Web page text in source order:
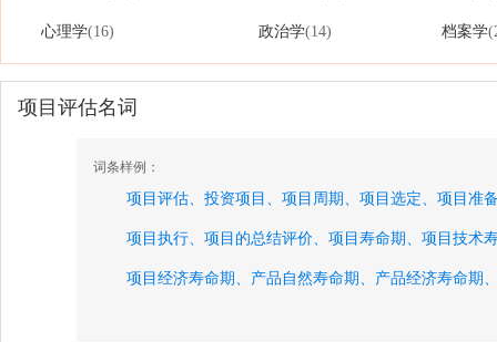
心理学(16) 政治学(14) 档案学
项目评估名词
词条样例：
项目评估、 投资项目、 项目周期、 项目选定、 项目准
项目执行、 项目的总结评价、 项目寿命期、 项目技术
项目经济寿命期、 产品自然寿命期、 产品经济寿命期